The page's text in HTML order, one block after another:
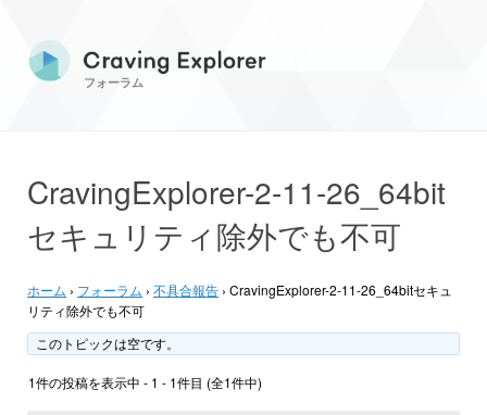
フォーラム
CravingExplorer-2-11-26_64bit
セキュリティ除外でも不可
ホーム › フォーラム › 不具合報告 › CravingExplorer-2-11-26_64bitセキュ
リティ除外でも不可
このトピックは空です。
1件の投稿を表示中 - 1 - 1件目 (全1件中)